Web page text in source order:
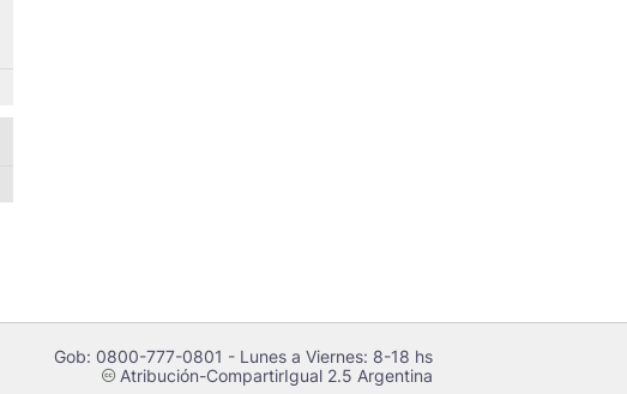
Gob: 0800-777-0801 - Lunes a Viernes: 8-18 hs
cAtribución-CompartirIgual 2.5 Argentina